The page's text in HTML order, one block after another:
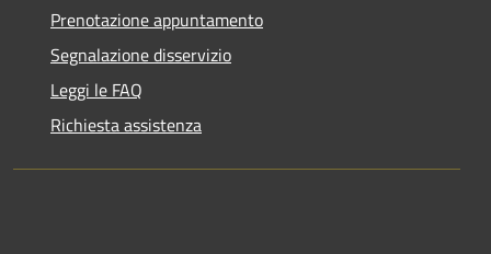
Prenotazione appuntamento
Segnalazione disservizio
Leggi le FAQ
Richiesta assistenza